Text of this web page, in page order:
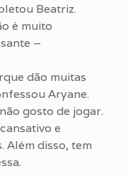
Beatriz.
é muito
–
dão muitas
Aryane.
gosto de jogar.
e
Além disso, tem